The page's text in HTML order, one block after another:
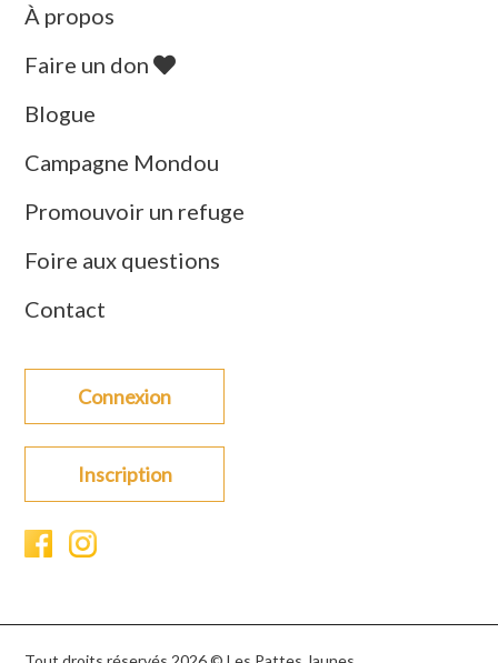
À propos
Faire un don
Blogue
Campagne Mondou
Promouvoir un refuge
Foire aux questions
Contact
Connexion
Inscription